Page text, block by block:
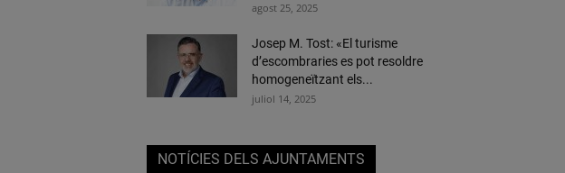
agost 25, 2025
Josep M. Tost: «El turisme
d’escombraries es pot resoldre
homogeneïtzant els...
juliol 14, 2025
NOTÍCIES DELS AJUNTAMENTS